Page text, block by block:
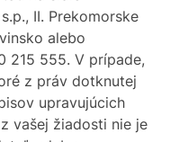
II. Prekomorske
alebo
215 555. V prípade,
z práv dotknutej
upravujúcich
vašej žiadosti nie je